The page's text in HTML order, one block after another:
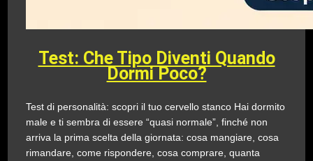
Test: Che Tipo Diventi Quando
Dormi Poco?
Test di personalità: scopri il tuo cervello stanco Hai dormito
male e ti sembra di essere “quasi normale”, finché non
arriva la prima scelta della giornata: cosa mangiare, cosa
rimandare, come rispondere, cosa comprare, quanta